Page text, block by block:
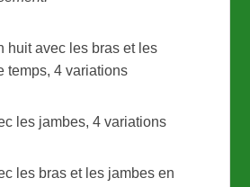
huit avec les bras et les
temps, 4 variations
les jambes, 4 variations
les bras et les jambes en